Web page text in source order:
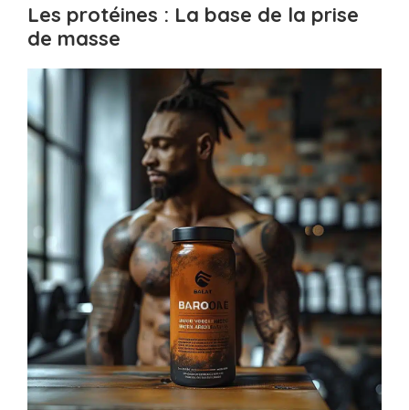
Les protéines : La base de la prise
de masse